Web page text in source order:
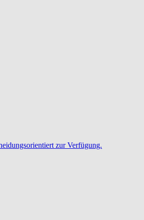
zur Verfügung.